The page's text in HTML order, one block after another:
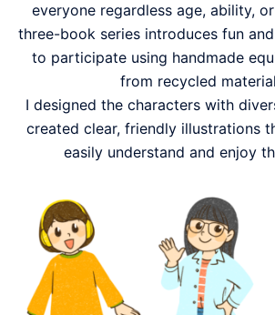
everyone regardless age, ability,
three-book series introduces fun
to participate using handmade
from recycled
I designed the characters with
created clear, friendly illustrations
easily understand and enjoy